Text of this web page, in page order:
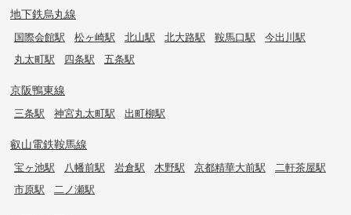
地下鉄烏丸線
国際会館駅 松ヶ崎駅 北山駅 北大路駅 鞍馬口駅
今出川駅
丸太町駅
四条駅 五条駅
京阪鴨東線
三条駅 神宮丸太町駅 出町柳駅
叡山電鉄鞍馬線
宝ヶ池駅 八幡前駅 岩倉駅 木野駅 京都精華大前駅
二軒茶屋駅
市原駅
二ノ瀬駅